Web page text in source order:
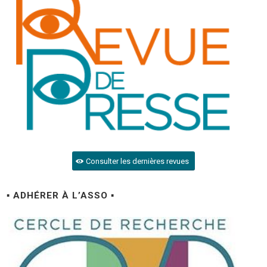
Consulter les dernières revues
▪ ADHÉRER À L’ASSO ▪